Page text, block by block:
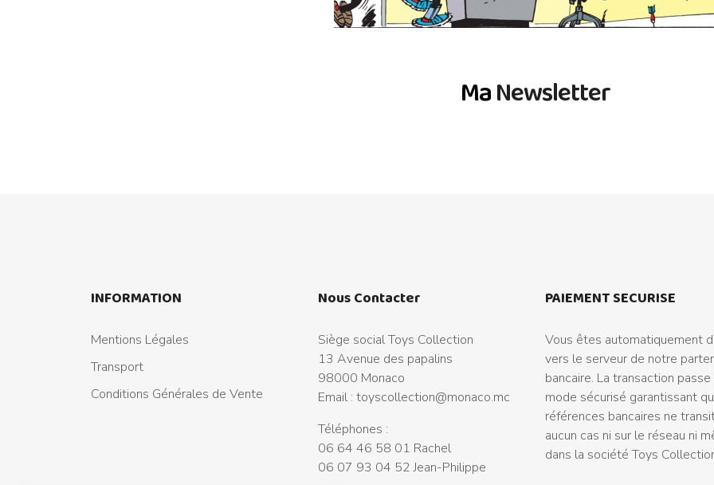
MaNewsletter
INFORMATION
Mentions Légales
Transport
Conditions Générales de Vente
Nous Contacter
Siège social Toys Collection
13 Avenue des papalins
98000 Monaco
Email : toyscollection@monaco.mc
Téléphones :
06 64 46 58 01 Rachel
06 07 93 04 52 Jean-Philippe
PAIEMENT SECURISE
Vous êtes automatiquement
vers le serveur de notre
bancaire. La transaction passe
mode sécurisé garantissant
références bancaires ne
aucun cas ni sur le réseau ni
dans la société Toys